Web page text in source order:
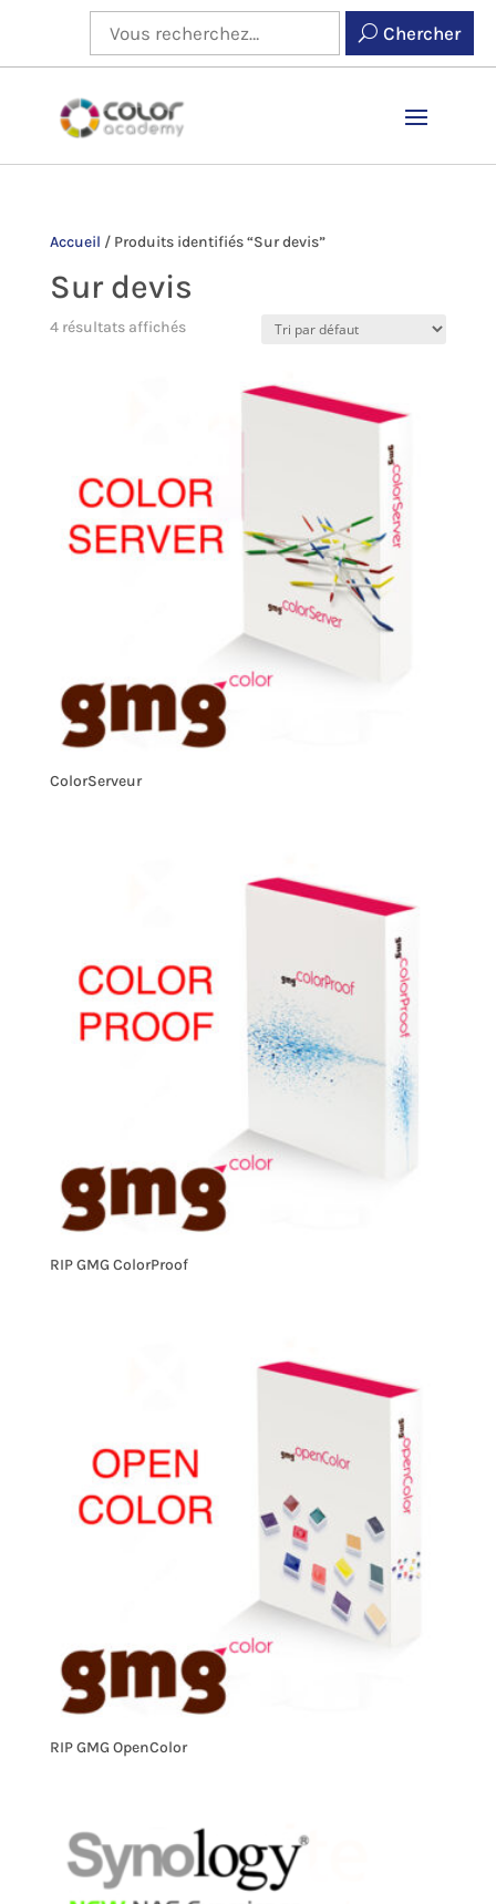
Chercher
Accueil / Produits identifiés “Sur devis”
Sur devis
4 résultats affichés
ColorServeur
RIP GMG ColorProof
RIP GMG OpenColor